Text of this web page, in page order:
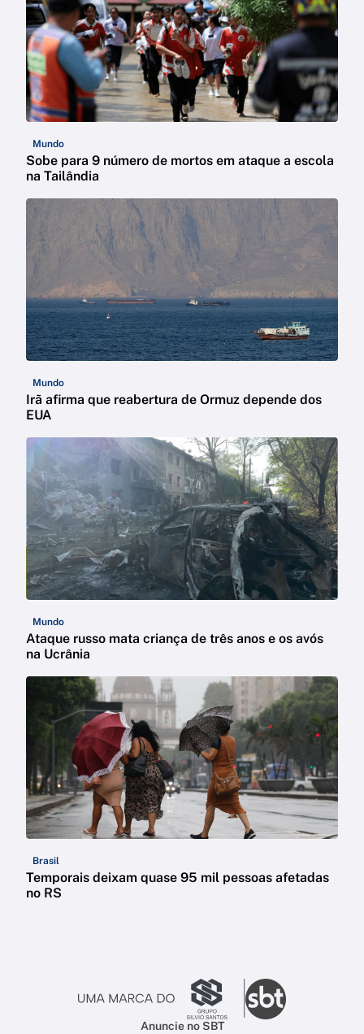
Mundo
Sobe para 9 número de mortos em ataque a escola
na Tailândia
Mundo
Irã afirma que reabertura de Ormuz depende dos
EUA
Mundo
Ataque russo mata criança de três anos e os avós
na Ucrânia
Brasil
Temporais deixam quase 95 mil pessoas afetadas
no RS
Anuncie no SBT